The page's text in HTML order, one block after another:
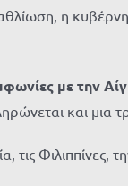
η
με την
και μια